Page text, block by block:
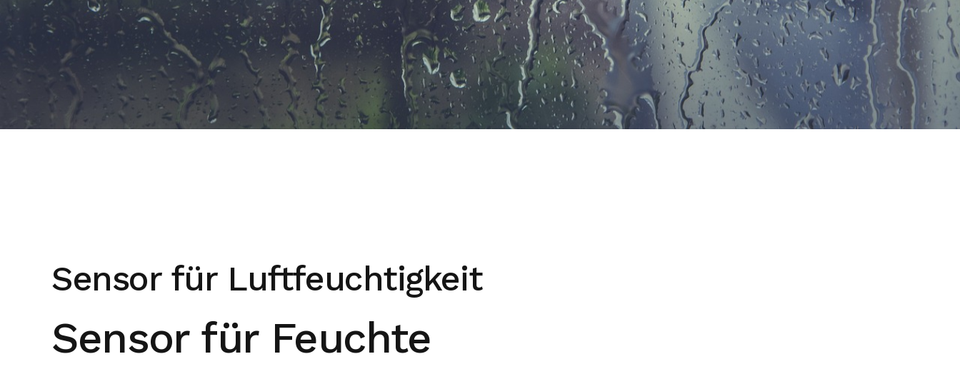
Sensor für Luftfeuchtigkeit
Sensor für Feuchte